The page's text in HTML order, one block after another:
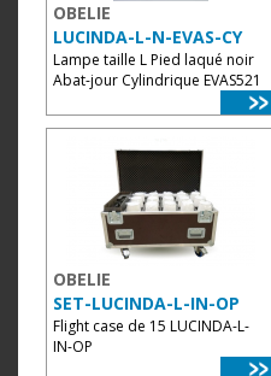
OBELIE
LUCINDA-L-N-EVAS-CY
Lampe taille L Pied laqué noir
Abat-jour Cylindrique EVAS521
OBELIE
SET-LUCINDA-L-IN-OP
Flight case de 15 LUCINDA-L-
IN-OP